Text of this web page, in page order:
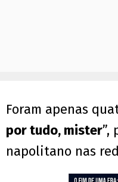
Foram apenas
por tudo, mister”,
napolitano nas